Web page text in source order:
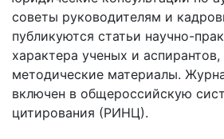
советы руководителям и
публикуются статьи научно-
характера ученых и
методические материалы.
включен в общероссийскую
цитирования (РИНЦ).